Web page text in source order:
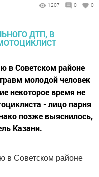
1207 0 0
в Советском районе
молодой человек
некоторое время не
- лицо парня
позже выяснилось,
Казани.
в Советском районе